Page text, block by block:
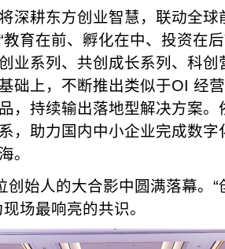
深耕东方创业智慧，联动全
育在前、孵化在中、投资在
业系列、共创成长系列、科
础上，不断推出类似于OI 经
，持续输出落地型解决方案
，助力国内中小企业完成数
。
创始人的大合影中圆满落幕。
场最响亮的共识。